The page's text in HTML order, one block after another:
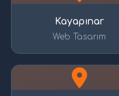
Kayapınar
Web Tasarım